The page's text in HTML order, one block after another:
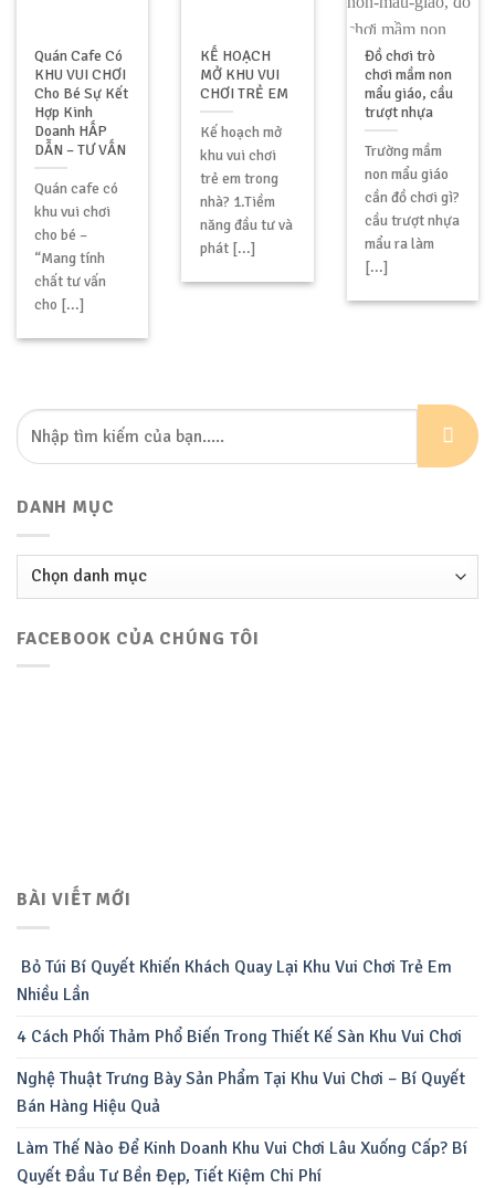
Quán Cafe Có
KHU VUI CHƠI
Cho Bé Sự Kết
Hợp Kinh
Doanh HẤP
DẪN – TƯ VẤN
Quán cafe có
khu vui chơi
cho bé –
“Mang tính
chất tư vấn
cho [...]
KẾ HOẠCH
MỞ KHU VUI
CHƠI TRẺ EM
Kế hoạch mở
khu vui chơi
trẻ em trong
nhà? 1.Tiềm
năng đầu tư và
phát [...]
Đồ chơi trò
chơi mầm non
mẩu giáo, cầu
trượt nhựa
Trường mầm
non mẩu giáo
cần đồ chơi gì?
cầu trượt nhựa
mẩu ra làm
[...]
DANH MỤC
Danh
FACEBOOK CỦA CHÚNG TÔI
BÀI VIẾT MỚI
Bỏ Túi Bí Quyết Khiến Khách Quay Lại Khu Vui Chơi Trẻ Em
Nhiều Lần
4 Cách Phối Thảm Phổ Biến Trong Thiết Kế Sàn Khu Vui Chơi
Nghệ Thuật Trưng Bày Sản Phẩm Tại Khu Vui Chơi – Bí Quyết
Bán Hàng Hiệu Quả
Làm Thế Nào Để Kinh Doanh Khu Vui Chơi Lâu Xuống Cấp? Bí
Quyết Đầu Tư Bền Đẹp, Tiết Kiệm Chi Phí